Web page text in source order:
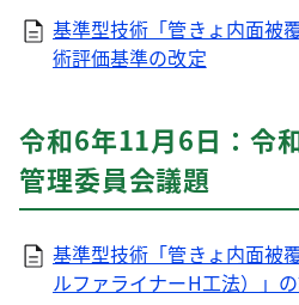
基準型技術「管きょ内面被
術評価基準の改定
令和6年11月6日：令
管理委員会議題
基準型技術「管きょ内面被
ルファライナーH工法）」